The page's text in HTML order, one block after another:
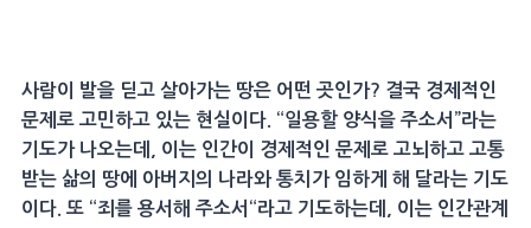
사람이 발을 딛고 살아가는 땅은 어떤 곳인가? 결국 경제적인
문제로 고민하고 있는 현실이다. “일용할 양식을 주소서”라는
기도가 나오는데, 이는 인간이 경제적인 문제로 고뇌하고 고통
받는 삶의 땅에 아버지의 나라와 통치가 임하게 해 달라는 기도
이다. 또 “죄를 용서해 주소서“라고 기도하는데, 이는 인간관계